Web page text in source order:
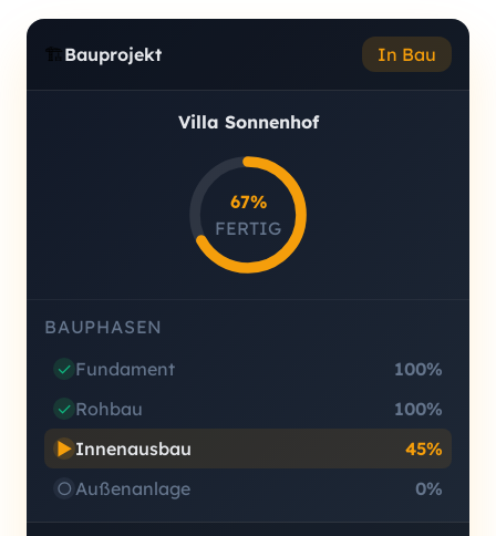
🏗️ Bauprojekt In Bau
Villa Sonnenhof
67%
FERTIG
BAUPHASEN
✓ Fundament
100%
✓ Rohbau
100%
▶Innenausbau
45%
○ Außenanlage 0%